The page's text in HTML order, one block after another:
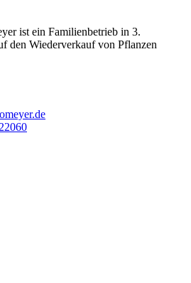
ist ein Familienbetrieb in 3.
den Wiederverkauf von Pflanzen